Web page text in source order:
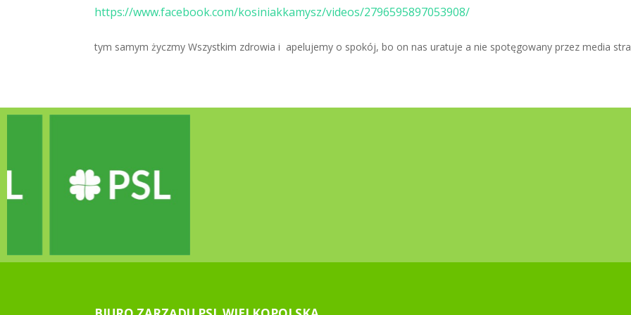
https://www.facebook.com/kosiniakkamysz/videos/2796595897053908/
tym samym życzmy Wszystkim zdrowia i apelujemy o spokój, bo on nas uratuje a nie spotęgowany przez media